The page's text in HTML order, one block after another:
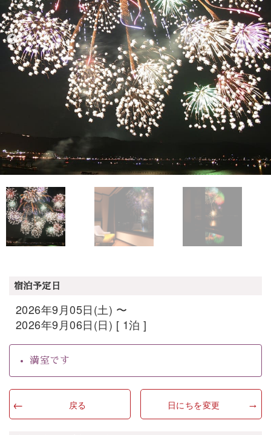
宿泊予定日
2026年9月05日(土) 〜
2026年9月06日(日) [ 1泊 ]
満室です
戻る 日にちを変更